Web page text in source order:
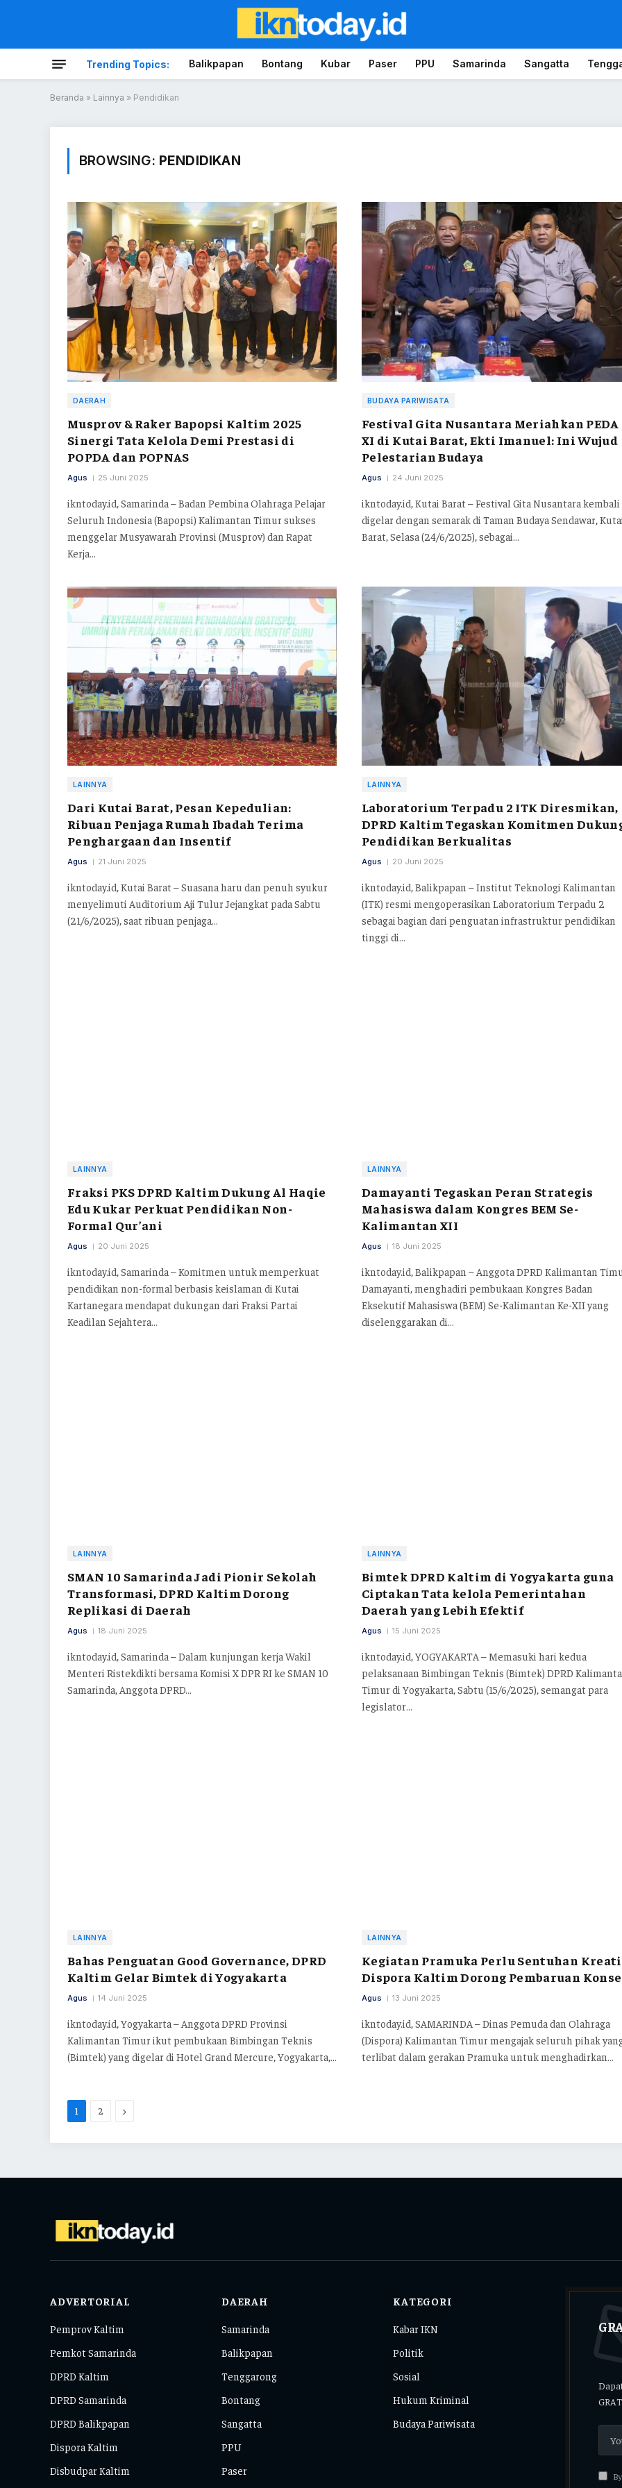
Trending Topics: Balikpapan Bontang Kubar Paser PPU Samarinda Sangatta
Beranda » Lainnya » Pendidikan
BROWSING: PENDIDIKAN
DAERAH
Musprov & Raker Bapopsi Kaltim 2025
Sinergi Tata Kelola Demi Prestasi di
POPDA dan POPNAS
Agus 25 Juni 2025
ikntoday.id, Samarinda – Badan Pembina Olahraga Pelajar
Seluruh Indonesia (Bapopsi) Kalimantan Timur sukses
menggelar Musyawarah Provinsi (Musprov) dan Rapat
Kerja…
BUDAYA PARIWISATA
Festival Gita Nusantara Meriahkan PEDA
XI di Kutai Barat, Ekti Imanuel: Ini Wujud
Pelestarian Budaya
Agus 24 Juni 2025
ikntoday.id, Kutai Barat – Festival Gita Nusantara kembali
digelar dengan semarak di Taman Budaya Sendawar,
Barat, Selasa (24/6/2025), sebagai…
LAINNYA
Dari Kutai Barat, Pesan Kepedulian:
Ribuan Penjaga Rumah Ibadah Terima
Penghargaan dan Insentif
Agus 21 Juni 2025
ikntoday.id, Kutai Barat – Suasana haru dan penuh syukur
menyelimuti Auditorium Aji Tulur Jejangkat pada Sabtu
(21/6/2025), saat ribuan penjaga…
LAINNYA
Laboratorium Terpadu 2 ITK Diresmikan,
DPRD Kaltim Tegaskan Komitmen
Pendidikan Berkualitas
Agus 20 Juni 2025
ikntoday.id, Balikpapan – Institut Teknologi Kalimantan
(ITK) resmi mengoperasikan Laboratorium Terpadu 2
sebagai bagian dari penguatan infrastruktur pendidikan
tinggi di…
LAINNYA
Fraksi PKS DPRD Kaltim Dukung Al Haqie
Edu Kukar Perkuat Pendidikan Non-
Formal Qur’ani
Agus 20 Juni 2025
ikntoday.id, Samarinda – Komitmen untuk memperkuat
pendidikan non-formal berbasis keislaman di Kutai
Kartanegara mendapat dukungan dari Fraksi Partai
Keadilan Sejahtera…
LAINNYA
Damayanti Tegaskan Peran Strategis
Mahasiswa dalam Kongres BEM Se-
Kalimantan XII
Agus 18 Juni 2025
ikntoday.id, Balikpapan – Anggota DPRD Kalimantan
Damayanti, menghadiri pembukaan Kongres Badan
Eksekutif Mahasiswa (BEM) Se-Kalimantan Ke-XII yang
diselenggarakan di…
LAINNYA
SMAN 10 Samarinda Jadi Pionir Sekolah
Transformasi, DPRD Kaltim Dorong
Replikasi di Daerah
Agus 18 Juni 2025
ikntoday.id, Samarinda – Dalam kunjungan kerja Wakil
Menteri Ristekdikti bersama Komisi X DPR RI ke SMAN 10
Samarinda, Anggota DPRD…
LAINNYA
Bimtek DPRD Kaltim di Yogyakarta guna
Ciptakan Tata kelola Pemerintahan
Daerah yang Lebih Efektif
Agus 15 Juni 2025
ikntoday.id, YOGYAKARTA – Memasuki hari kedua
pelaksanaan Bimbingan Teknis (Bimtek) DPRD
Timur di Yogyakarta, Sabtu (15/6/2025), semangat para
legislator…
LAINNYA
Bahas Penguatan Good Governance, DPRD
Kaltim Gelar Bimtek di Yogyakarta
Agus 14 Juni 2025
ikntoday.id, Yogyakarta – Anggota DPRD Provinsi
Kalimantan Timur ikut pembukaan Bimbingan Teknis
(Bimtek) yang digelar di Hotel Grand Mercure, Yogyakarta,…
LAINNYA
Kegiatan Pramuka Perlu Sentuhan
Dispora Kaltim Dorong Pembaruan
Agus 13 Juni 2025
ikntoday.id, SAMARINDA – Dinas Pemuda dan Olahraga
(Dispora) Kalimantan Timur mengajak seluruh pihak
terlibat dalam gerakan Pramuka untuk menghadirkan…
1 2 Next
ADVERTORIAL
Pemprov Kaltim
Pemkot Samarinda
DPRD Kaltim
DPRD Samarinda
DPRD Balikpapan
Dispora Kaltim
Disbudpar Kaltim
DAERAH
Samarinda
Balikpapan
Tenggarong
Bontang
Sangatta
PPU
Paser
KATEGORI
Kabar IKN
Politik
Sosial
Hukum Kriminal
Budaya Pariwisata